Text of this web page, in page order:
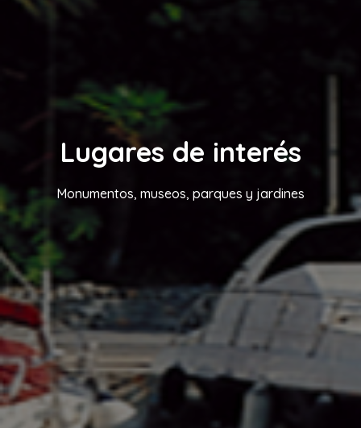
Lugares de interés
Monumentos, museos, parques y jardines